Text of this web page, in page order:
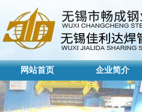
网站首页
网站首页
企业简介
企业简介